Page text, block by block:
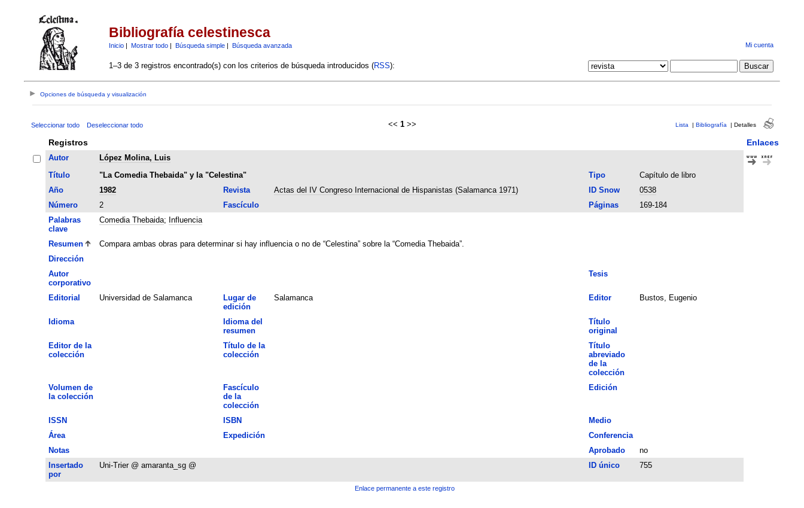
Bibliografía celestinesca
Inicio| Mostrar todo| Búsqueda simple| Búsqueda avanzada Mi cuenta
1–3 de 3 registros encontrado(s) con los criterios de búsqueda introducidos (RSS):
Opciones de búsqueda y visualización
Seleccionar todo Deseleccionar todo << 1 >> Lista | Bibliografía | Detalles
Registros Enlaces
Autor
López Molina, Luis
Título
"La Comedia Thebaida" y la "Celestina" Tipo
Capítulo de libro
Año
1982 Revista Actas del IV Congreso Internacional de Hispanistas (Salamanca 1971) ID Snow
0538
Número
2 Fascículo Páginas
169-184
Palabras
clave
Comedia Thebaida; Influencia
Resumen
Compara ambas obras para determinar si hay influencia o no de “Celestina” sobre la “Comedia Thebaida”.
Dirección
Autor
corporativo
Tesis
Editorial Universidad de Salamanca
Lugar de
edición
Salamanca Editor Bustos, Eugenio
Idioma
Idioma del
resumen
Título
original
Editor de la
colección
Título de la
colección
Título
abreviado
de la
colección
Volumen de
la colección
Fascículo
de la
colección
Edición
ISSN ISBN
Medio
Área
Expedición
Conferencia
Notas
Aprobado
no
Insertado
por
Uni-Trier @ amaranta_sg @ ID único 755
Enlace permanente a este registro